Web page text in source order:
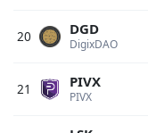
20 DigixDAO
DGD
21 PIVX
PIVX